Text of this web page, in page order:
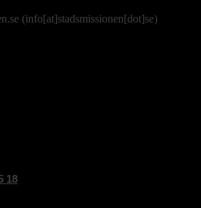
(info[at]stadsmissionen[dot]se)
18